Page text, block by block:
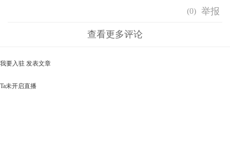
(0)
查看更多评论
我要入驻 发表文章
Ta未开启直播